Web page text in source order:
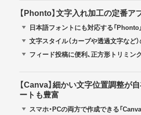
【Phonto】文字入れ加工の定番ア
日本語フォントにも対応する「Phonto
文字スタイル（カーブや透過文字など
フィード投稿に便利、正方形トリミン
【Canva】細かい文字位置調整が
ートも豊富
スマホ・PCの両方で作成できる「